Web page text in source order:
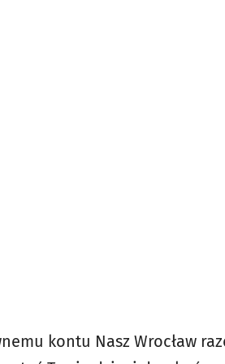
kontu Nasz Wrocław